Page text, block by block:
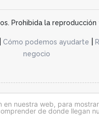
nuestra web, para
de donde llegan
Prohibida la
Cómo podemos ayudarte
negocio